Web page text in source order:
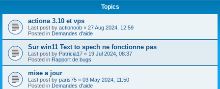
Topics
actiona 3.10 et vps
Last post by actionoob « 27 Aug 2024, 12:59
Posted in Demandes d'aide
Sur win11 Text to spech ne fonctionne pas
Last post by Patricia17 « 19 Jul 2024, 08:37
Posted in Rapport de bugs
mise a jour
Last post by paris75 « 03 May 2024, 11:50
Posted in Demandes d'aide